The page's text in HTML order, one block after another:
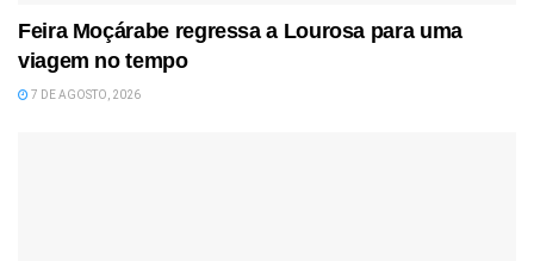
Feira Moçárabe regressa a Lourosa para uma
viagem no tempo
7 DE AGOSTO, 2026